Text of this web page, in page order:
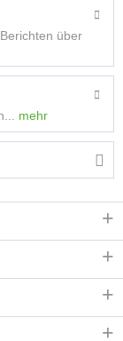
über
mehr